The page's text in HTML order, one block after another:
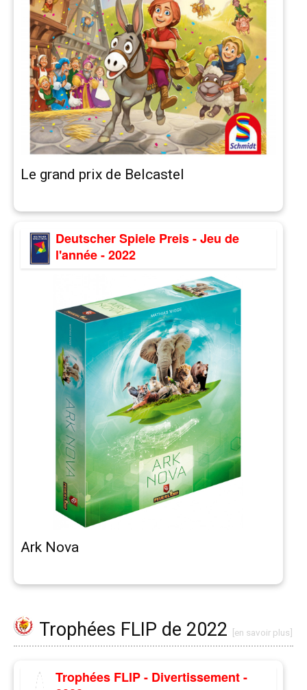
Le grand prix de Belcastel
Deutscher Spiele Preis - Jeu de
l'année - 2022
Ark Nova
Trophées FLIP de 2022 [en savoir plus]
Trophées FLIP - Divertissement -